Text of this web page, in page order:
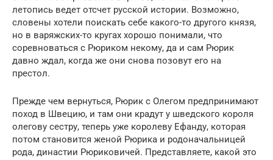
летопись ведет отсчет русской истории. Возможно,
словены хотели поискать себе какого-то другого князя,
но в варяжских-то кругах хорошо понимали, что
соревноваться с Рюриком некому, да и сам Рюрик
давно ждал, когда же они снова позовут его на
престол.
Прежде чем вернуться, Рюрик с Олегом предпринимают
поход в Швецию, и там они крадут у шведского короля
олегову сестру, теперь уже королеву Ефанду, которая
потом становится женой Рюрика и родоначальницей
рода, династии Рюриковичей. Представляете, какой это